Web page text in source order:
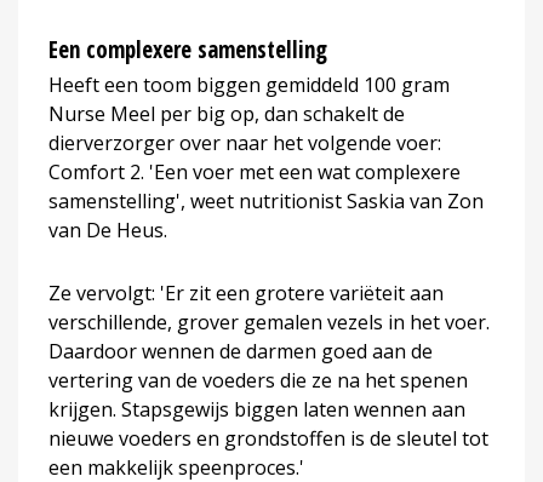
Een complexere samenstelling
Heeft een toom biggen gemiddeld 100 gram
Nurse Meel per big op, dan schakelt de
dierverzorger over naar het volgende voer:
Comfort 2. 'Een voer met een wat complexere
samenstelling', weet nutritionist Saskia van Zon
van De Heus.
Ze vervolgt: 'Er zit een grotere variëteit aan
verschillende, grover gemalen vezels in het voer.
Daardoor wennen de darmen goed aan de
vertering van de voeders die ze na het spenen
krijgen. Stapsgewijs biggen laten wennen aan
nieuwe voeders en grondstoffen is de sleutel tot
een makkelijk speenproces.'